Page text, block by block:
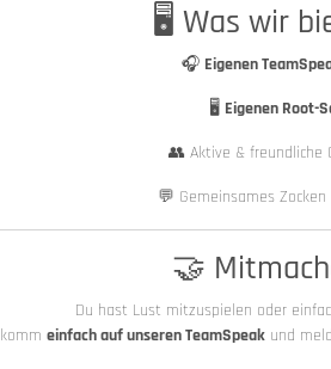
🖥️ Was wir
🎧 Eigenen
🖥️ Eigenen Root-
👥 Aktive & freundliche
💬 Gemeinsames Zocken
🤝
Du hast Lust mitzuspielen oder
einfach auf unseren TeamSpeakund